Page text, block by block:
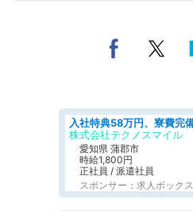
株式会社テクノスマイル
愛知県 蒲郡市
時給1,800円
正社員 / 派遣社員
スポンサー：求人ボックス